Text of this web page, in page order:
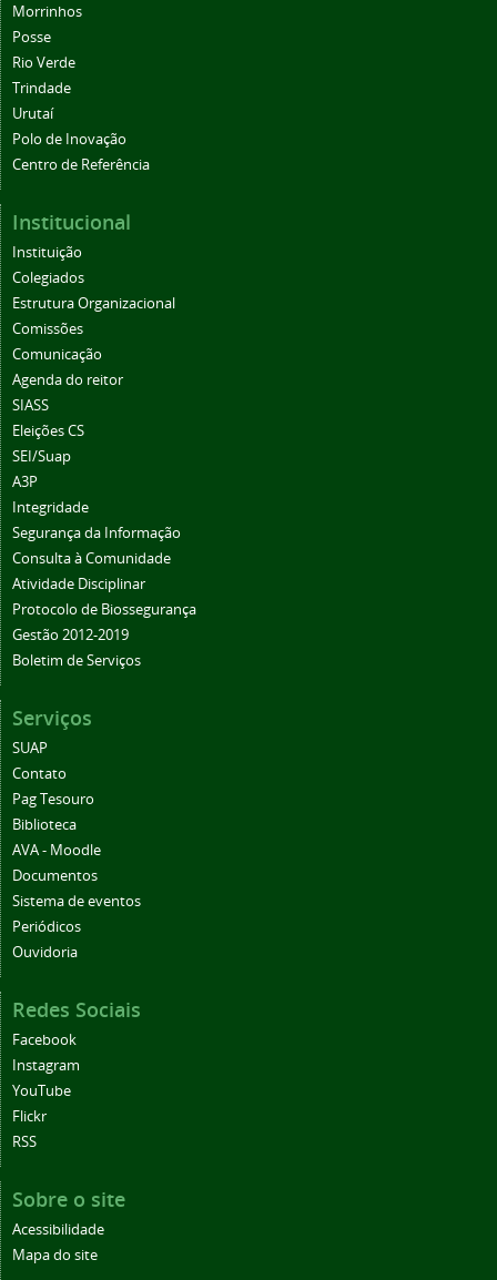
Morrinhos
Posse
Rio Verde
Trindade
Urutaí
Polo de Inovação
Centro de Referência
Institucional
Instituição
Colegiados
Estrutura Organizacional
Comissões
Comunicação
Agenda do reitor
SIASS
Eleições CS
SEI/Suap
A3P
Integridade
Segurança da Informação
Consulta à Comunidade
Atividade Disciplinar
Protocolo de Biossegurança
Gestão 2012-2019
Boletim de Serviços
Serviços
SUAP
Contato
Pag Tesouro
Biblioteca
AVA - Moodle
Documentos
Sistema de eventos
Periódicos
Ouvidoria
Redes Sociais
Facebook
Instagram
YouTube
Flickr
RSS
Sobre o site
Acessibilidade
Mapa do site